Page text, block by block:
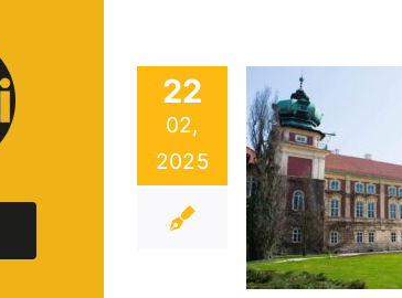
22
02,
2025
zobaczyć w okolicach